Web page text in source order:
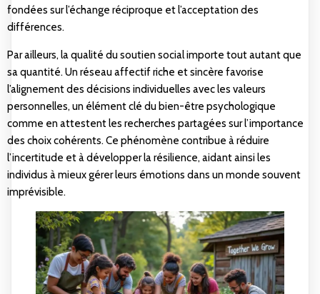
fondées sur l’échange réciproque et l’acceptation des
différences.
Par ailleurs, la qualité du soutien social importe tout autant que
sa quantité. Un réseau affectif riche et sincère favorise
l’alignement des décisions individuelles avec les valeurs
personnelles, un élément clé du bien-être psychologique
comme en attestent les recherches partagées surl’importance
des choix cohérents. Ce phénomène contribue à réduire
l’incertitude et à développer la résilience, aidant ainsi les
individus à mieux gérer leurs émotions dans un monde souvent
imprévisible.